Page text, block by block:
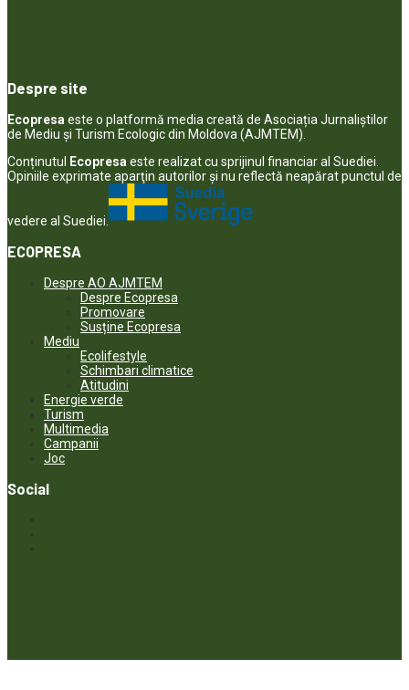
Despre site
Ecopresa este o platformă media creată de Asociația Jurnaliștilor
de Mediu și Turism Ecologic din Moldova (AJMTEM).
Conținutul
Ecopresa este realizat cu sprijinul financiar al Suediei.
Opiniile exprimate aparţin autorilor şi nu reflectă neapărat punctul de
vedere al Suediei.
ECOPRESA
Despre AO AJMTEM
Despre Ecopresa
Promovare
Susține Ecopresa
Mediu
Ecolifestyle
Schimbari climatice
Atitudini
Energie verde
Turism
Multimedia
Campanii
Joc
Social